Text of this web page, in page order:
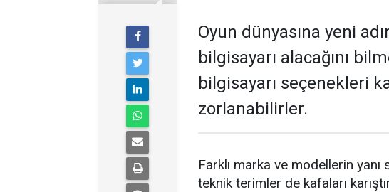
Oyun dünyasına yeni
bilgisayarı alacağını
bilgisayarı seçenekleri
zorlanabilirler.
Farklı marka ve modellerin
teknik terimler de kafaları